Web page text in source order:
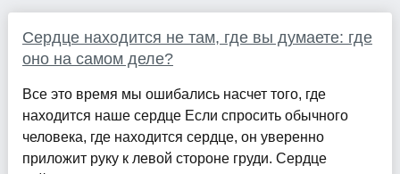
Сердце находится не там, где вы думаете: где
оно на самом деле?
Все это время мы ошибались насчет того, где
находится наше сердце Если спросить обычного
человека, где находится сердце, он уверенно
приложит руку к левой стороне груди. Сердце